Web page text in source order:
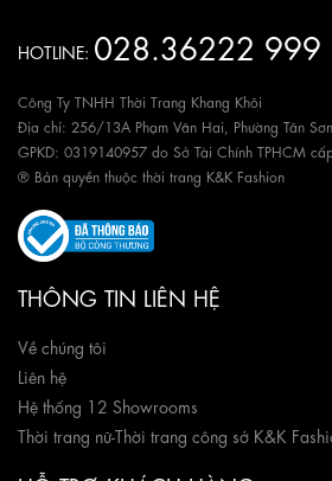
HOTLINE: 028.36222 999
Công Ty TNHH Thời Trang Khang Khôi
Địa chỉ: 256/13A Phạm Văn Hai, Phường Tân
GPKD: 0319140957 do Sở Tài Chính TPHCM
® Bản quyền thuộc thời trang K&K Fashion
THÔNG TIN LIÊN HỆ
Về chúng tôi
Liên hệ
Hệ thống 12 Showrooms
Thời trang nữ-Thời trang công sở K&K